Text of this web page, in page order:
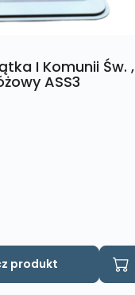
I Komunii Św. ,
ASS3
produkt